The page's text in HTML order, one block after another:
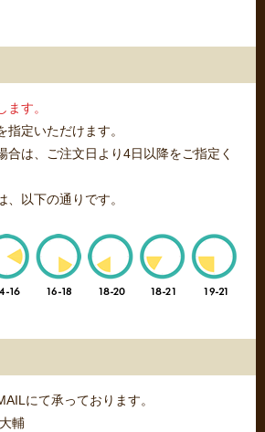
す。
指定いただけます。
は、ご注文日より4日以降をご指定く
以下の通りです。
にて承っております。
輔